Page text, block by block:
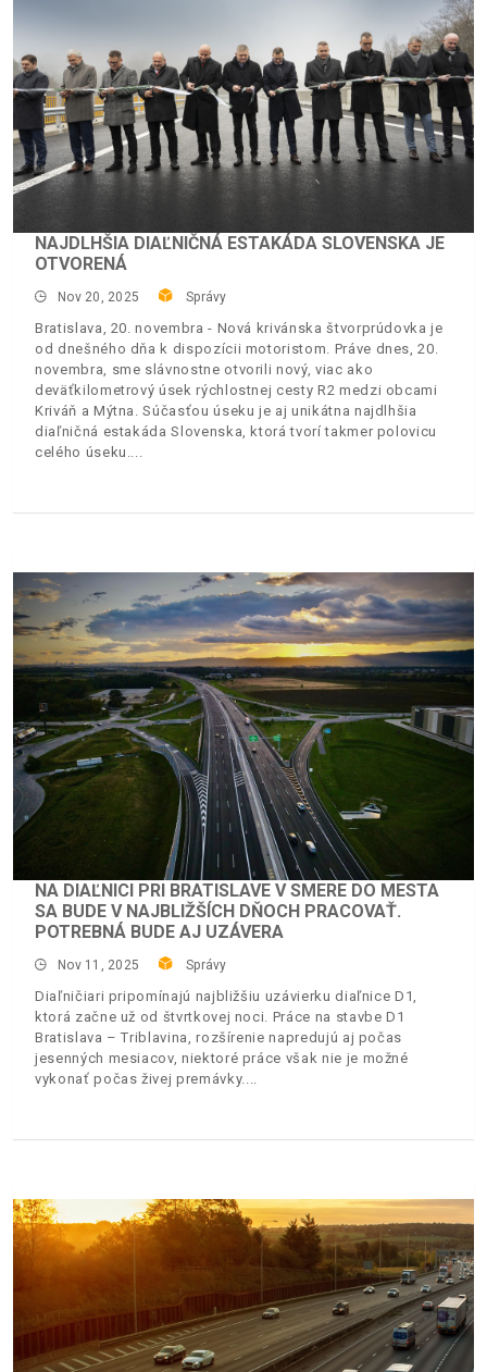
NAJDLHŠIA DIAĽNIČNÁ ESTAKÁDA SLOVENSKA JE
OTVORENÁ
Nov 20, 2025 Správy
Bratislava, 20. novembra - Nová krivánska štvorprúdovka je
od dnešného dňa k dispozícii motoristom. Práve dnes, 20.
novembra, sme slávnostne otvorili nový, viac ako
deväťkilometrový úsek rýchlostnej cesty R2 medzi obcami
Kriváň a Mýtna. Súčasťou úseku je aj unikátna najdlhšia
diaľničná estakáda Slovenska, ktorá tvorí takmer polovicu
celého úseku.
NA DIAĽNICI PRI BRATISLAVE V SMERE DO MESTA
SA BUDE V NAJBLIŽŠÍCH DŇOCH PRACOVAŤ.
POTREBNÁ BUDE AJ UZÁVERA
Nov 11, 2025 Správy
Diaľničiari pripomínajú najbližšiu uzávierku diaľnice D1,
ktorá začne už od štvrtkovej noci. Práce na stavbe D1
Bratislava – Triblavina, rozšírenie napredujú aj počas
jesenných mesiacov, niektoré práce však nie je možné
vykonať počas živej premávky.